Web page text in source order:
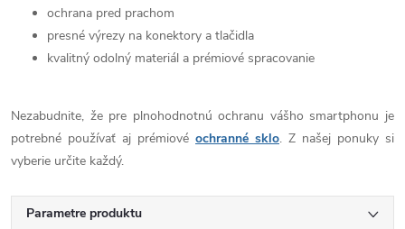
ochrana pred prachom
presné výrezy na konektory a tlačidla
kvalitný odolný materiál a prémiové spracovanie
Nezabudnite, že pre plnohodnotnú ochranu vášho smartphonu je
potrebné používať aj prémiové ochranné sklo. Z našej ponuky si
vyberie určite každý.
Parametre produktu